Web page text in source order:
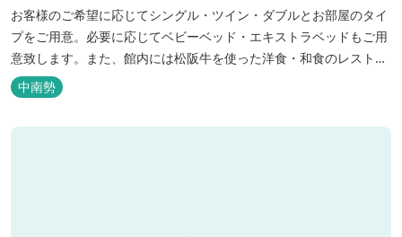
お客様のご希望に応じてシングル・ツイン・ダブルとお部屋のタイ
プをご用意。必要に応じてベビーベッド・エキストラベッドもご用
意致します。また、館内には松阪牛を使った洋食・和食のレストラ
ンと喫茶があります。伊勢神宮参拝や、伊勢志摩、東紀州への観光
の拠点にご利用ください。
中南勢